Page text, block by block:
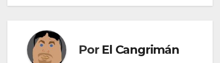
Por El Cangrimán